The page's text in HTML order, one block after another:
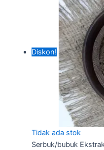
Diskon!
Tidak ada stok
Serbuk/bubuk